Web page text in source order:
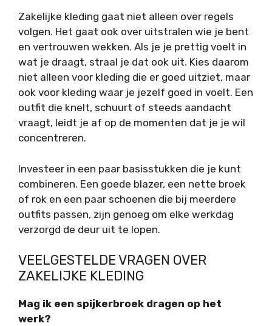
Zakelijke kleding gaat niet alleen over regels
volgen. Het gaat ook over uitstralen wie je bent
en vertrouwen wekken. Als je je prettig voelt in
wat je draagt, straal je dat ook uit. Kies daarom
niet alleen voor kleding die er goed uitziet, maar
ook voor kleding waar je jezelf goed in voelt. Een
outfit die knelt, schuurt of steeds aandacht
vraagt, leidt je af op de momenten dat je je wil
concentreren.
Investeer in een paar basisstukken die je kunt
combineren. Een goede blazer, een nette broek
of rok en een paar schoenen die bij meerdere
outfits passen, zijn genoeg om elke werkdag
verzorgd de deur uit te lopen.
VEELGESTELDE VRAGEN OVER
ZAKELIJKE KLEDING
Mag ik een spijkerbroek dragen op het
werk?